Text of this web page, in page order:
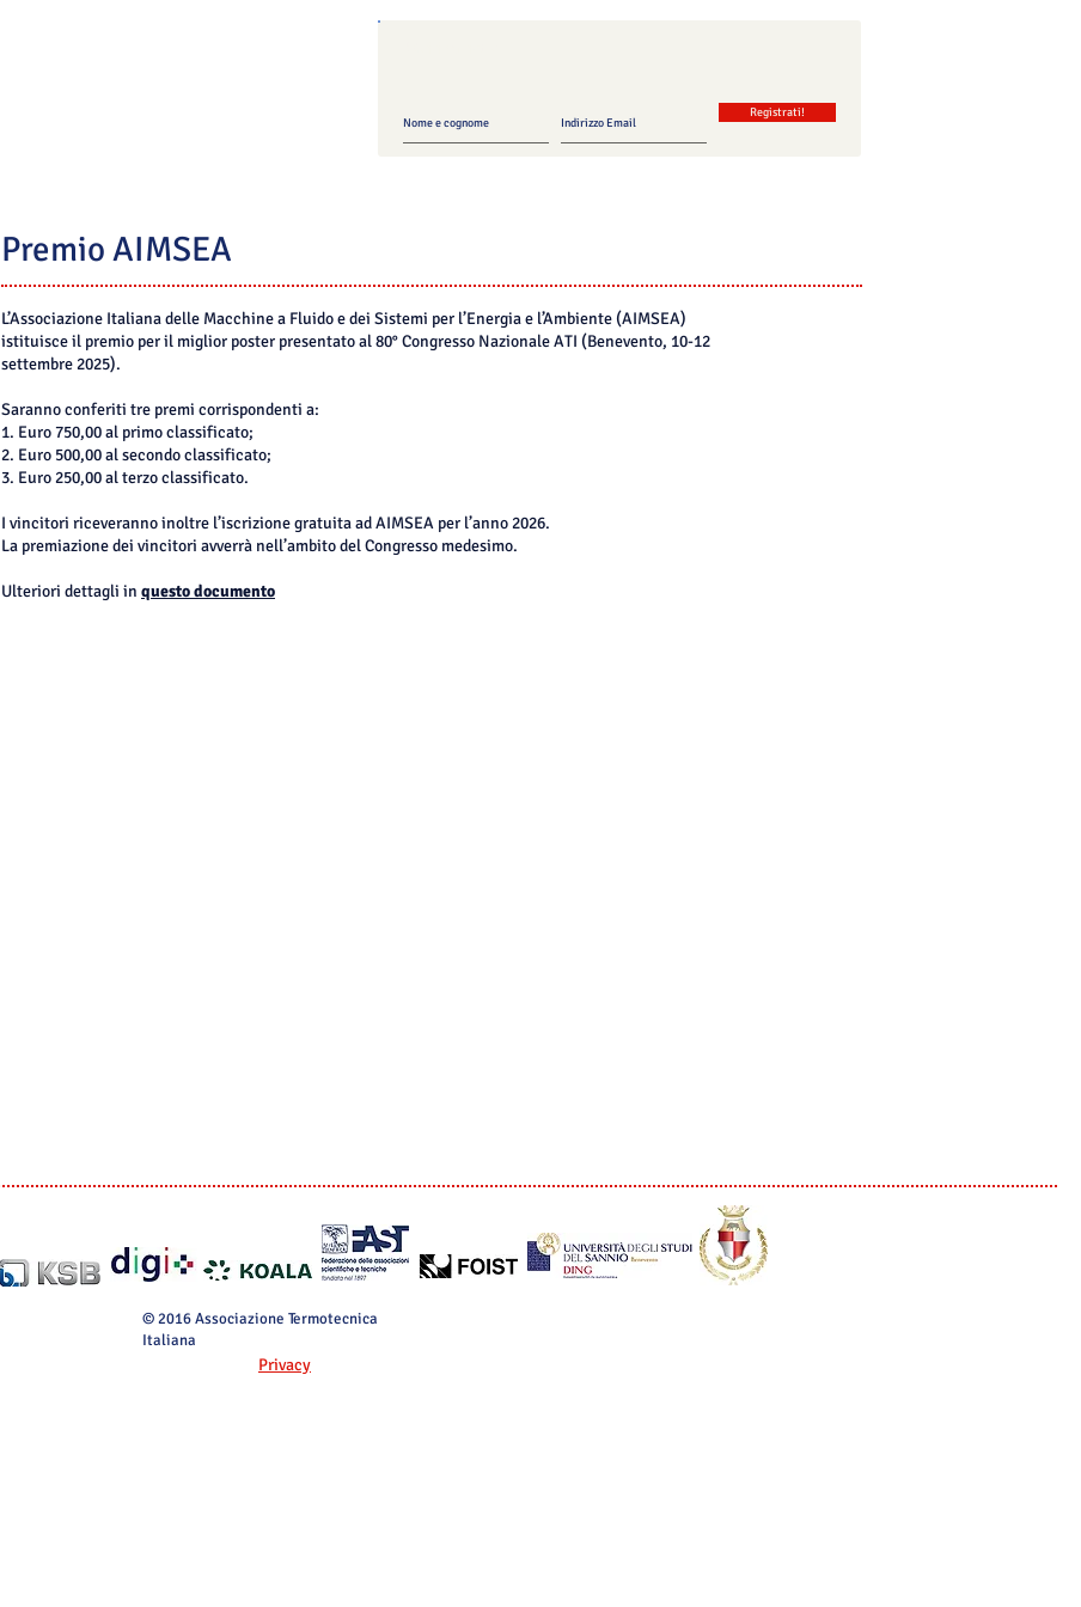
Registrati!
Premio AIMSEA
L’Associazione Italiana delle Macchine a Fluido e dei Sistemi per l’Energia e l’Ambiente (AIMSEA)
istituisce il premio per il miglior poster presentato al 80° Congresso Nazionale ATI (Benevento, 10-12
settembre 2025).
Saranno conferiti tre premi corrispondenti a:
1. Euro 750,00 al primo classificato;
2. Euro 500,00 al secondo classificato;
3. Euro 250,00 al terzo classificato.
I vincitori riceveranno inoltre l’iscrizione gratuita ad AIMSEA per l’anno 2026.
La premiazione dei vincitori avverrà nell’ambito del Congresso medesimo.
Ulteriori dettagli in questo documento
© 2016 Associazione Termotecnica
Italiana
Privacy